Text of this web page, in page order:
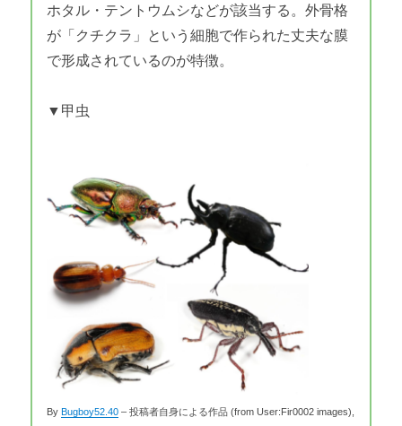
ホタル・テントウムシなどが該当する。外骨格
が「クチクラ」という細胞で作られた丈夫な膜
で形成されているのが特徴。
▼甲虫
By Bugboy52.40 –投稿者自身による作品 (from User:Fir0002 images),